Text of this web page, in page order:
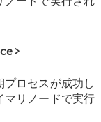
プロセスが成功し
マリノードで実行